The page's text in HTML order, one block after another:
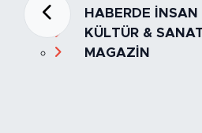
HABERDE İNSAN
KÜLTÜR &
MAGAZİN